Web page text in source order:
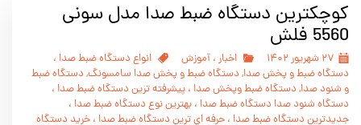
کوچکترین دستگاه ضبط صدا مدل سونی
5560 فلش
۲۷ شهریور ۱۴۰۲ اخبار ، آموزش انواع دستگاه ضبط صدا ،
دستگاه ضبط و پخش صدا, دستگاه ضبط و پخش صدا سامسونگ, دستگاه ضبط
و شنود صدا, دستگاه ضبط وپخش صدا ، پيشرفته ترين دستگاه ضبط صدا ،
دستگاه شنود صدا دستگاه ضبط صدا ، بهترين نوع دستگاه ضبط صدا ،
جديدترين دستگاه ضبط صدا ، حرفه اي ترين دستگاه ضبط صدا ، خريد دستگاه